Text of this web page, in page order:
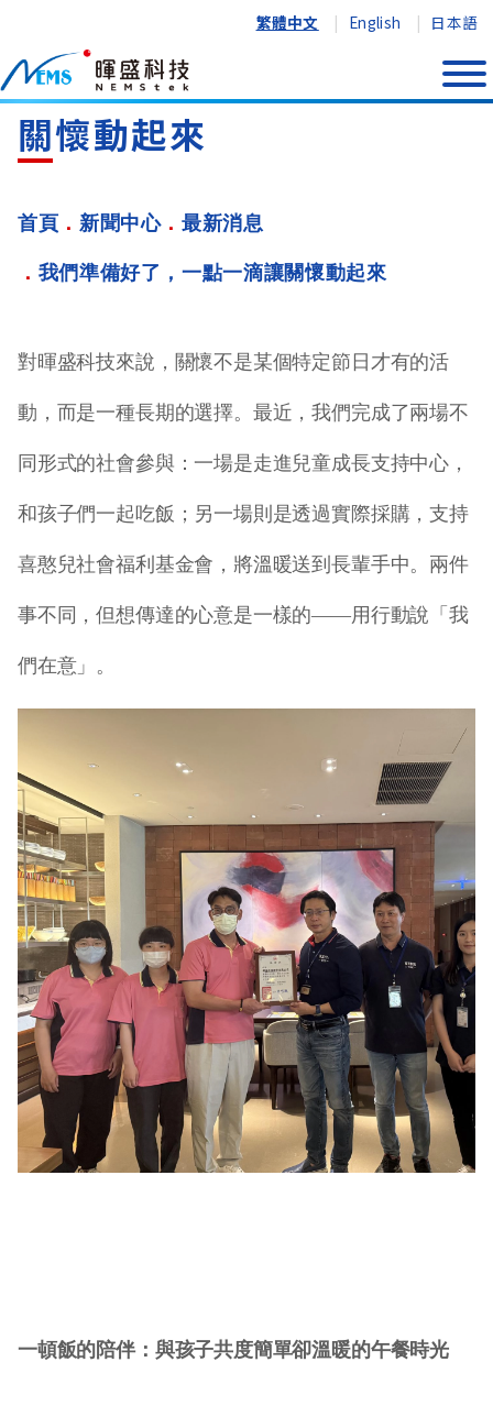
繁體中文 English 日本語
我們準備好了，一點一滴讓
關懷動起來
首頁 新聞中心
最新消息
我們準備好了，一點一滴讓關懷動起來
對暉盛科技來說，關懷不是某個特定節日才有的活
動，而是一種長期的選擇。最近，我們完成了兩場不
同形式的社會參與：一場是走進兒童成長支持中心，
和孩子們一起吃飯；另一場則是透過實際採購，支持
喜憨兒社會福利基金會，將溫暖送到長輩手中。兩件
事不同，但想傳達的心意是一樣的——用行動說「我
們在意」。
一頓飯的陪伴：與孩子共度簡單卻溫暖的午餐時光